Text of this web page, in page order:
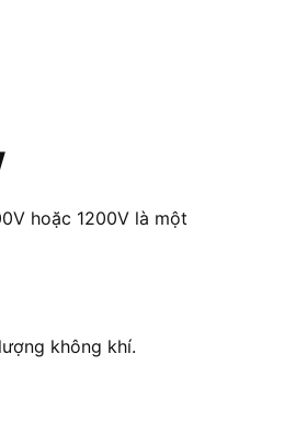
hoặc 1200V là một
không khí.